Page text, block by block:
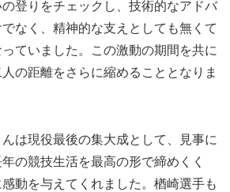
登りをチェックし、技術的なアドバ
なく、精神的な支えとしても無くて
ていました。この激動の期間を共に
の距離をさらに縮めることとなりま
は現役最後の集大成として、見事に
の競技生活を最高の形で締めくく
動を与えてくれました。楢崎選手も